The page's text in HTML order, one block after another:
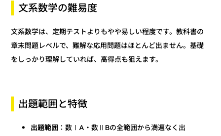
文系数学の難易度
文系数学は、定期テストよりもやや易しい程度です。教科書の
章末問題レベルで、難解な応用問題はほとんど出ません。基礎
をしっかり理解していれば、高得点も狙えます。
出題範囲と特徴
出題範囲 ：数ⅠA・数ⅡBの全範囲から満遍なく出